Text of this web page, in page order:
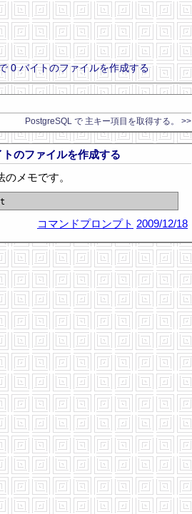
0 バイトのファイルを作成する
PostgreSQL で 主キー項目を取得する。 >>
のファイルを作成する
メモです。
コマンドプロンプト 2009/12/18